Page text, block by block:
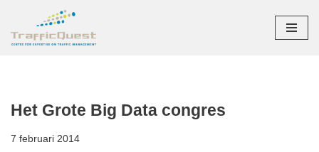
Ga
Het Grote Big Data congres
7 februari 2014